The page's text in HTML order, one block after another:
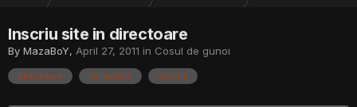
Inscriu site in directoare
By MazaBoY, April 27, 2011 in Cosul de gunoi
directoare romanesti straine